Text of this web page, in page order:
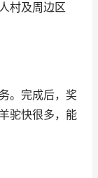
村及周边区
。完成后，奖
驼快很多，能